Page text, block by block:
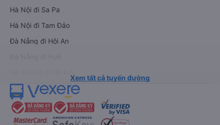
Hà Nội đi Sa Pa
Hà Nội đi Tam Đảo
Đà Nẵng đi Hội An
Xem tất cả tuyến đường